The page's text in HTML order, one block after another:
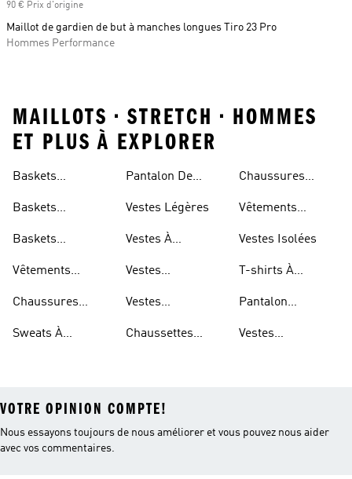
90 € Prix d'origine
Maillot de gardien de but à manches longues Tiro 23 Pro
Hommes Performance
MAILLOTS • STRETCH • HOMMES
ET PLUS À EXPLORER
Baskets
Femme
Baskets
Hommes
Baskets
Enfants
Vêtements
Chaussures
Sweats À
Pantalon De
Vestes Légères
Vestes À
Vestes
Pour Hommes
Vestes
Pour Femmes
Chaussettes
Chaussures
Vêtements
Vestes Isolées
T-shirts À
Pantalon
Vestes
VOTRE OPINION COMPTE!
Nous essayons toujours de nous améliorer et vous pouvez nous aider
avec vos commentaires.